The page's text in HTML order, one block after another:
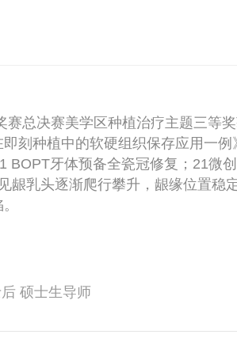
赛总决赛美学区种植治疗主题三
刻种植中的软硬组织保存应用一例
BOPT牙体预备全瓷冠修复；21微
龈乳头逐渐爬行攀升，龈缘位置稳
硕士生导师